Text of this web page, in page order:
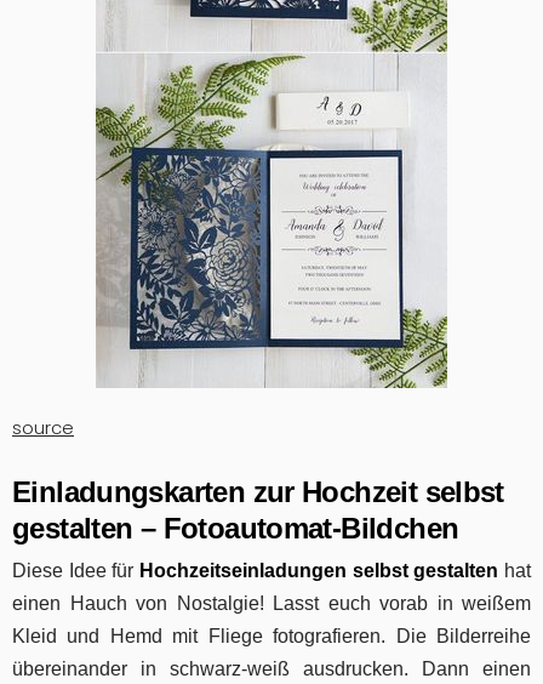
source
Einladungskarten zur Hochzeit selbst
gestalten – Fotoautomat-Bildchen
Diese Idee für Hochzeitseinladungen selbst gestalten hat
einen Hauch von Nostalgie! Lasst euch vorab in weißem
Kleid und Hemd mit Fliege fotografieren. Die Bilderreihe
übereinander in schwarz-weiß ausdrucken. Dann einen